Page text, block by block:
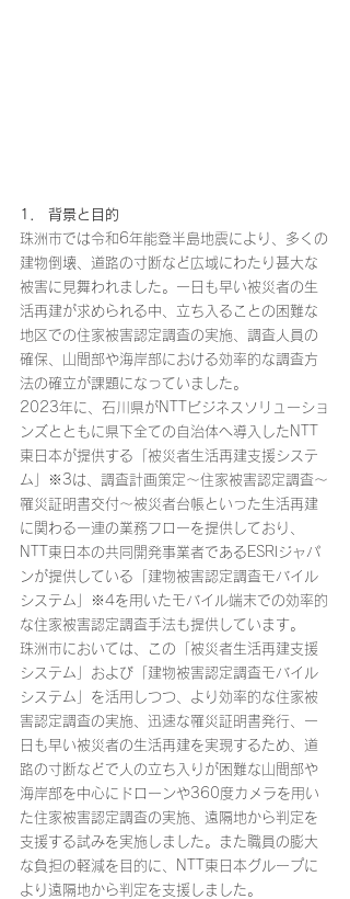
1． 背景と目的
珠洲市では令和6年能登半島地震により、多くの
建物倒壊、道路の寸断など広域にわたり甚大な
被害に見舞われました。一日も早い被災者の生
活再建が求められる中、立ち入ることの困難な
地区での住家被害認定調査の実施、調査人員の
確保、山間部や海岸部における効率的な調査方
法の確立が課題になっていました。
2023年に、石川県がNTTビジネスソリューショ
ンズとともに県下全ての自治体へ導入したNTT
東日本が提供する「被災者生活再建支援システ
ム」※3は、調査計画策定～住家被害認定調査～
罹災証明書交付～被災者台帳といった生活再建
に関わる一連の業務フローを提供しており、
NTT東日本の共同開発事業者であるESRIジャパ
ンが提供している「建物被害認定調査モバイル
システム」※4を用いたモバイル端末での効率的
な住家被害認定調査手法も提供しています。
珠洲市においては、この「被災者生活再建支援
システム」および「建物被害認定調査モバイル
システム」を活用しつつ、より効率的な住家被
害認定調査の実施、迅速な罹災証明書発行、一
日も早い被災者の生活再建を実現するため、道
路の寸断などで人の立ち入りが困難な山間部や
海岸部を中心にドローンや360度カメラを用い
た住家被害認定調査の実施、遠隔地から判定を
支援する試みを実施しました。また職員の膨大
な負担の軽減を目的に、NTT東日本グループに
より遠隔地から判定を支援しました。